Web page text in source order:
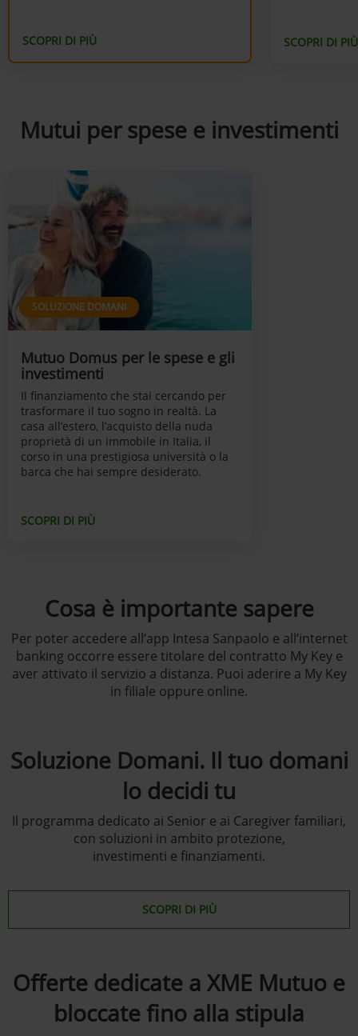
SCOPRI DI PIÙ SCOPRI DI PIÙ
Mutui per spese e investimenti
SOLUZIONE DOMANI
Mutuo Domus per le spese e gli
investimenti
Il finanziamento che stai cercando per
trasformare il tuo sogno in realtà. La
casa all’estero, l’acquisto della nuda
proprietà di un immobile in Italia, il
corso in una prestigiosa università o la
barca che hai sempre desiderato.
SCOPRI DI PIÙ
Cosa è importante sapere
Per poter accedere all’app Intesa Sanpaolo e all’internet
banking occorre essere titolare del contratto My Key e
aver attivato il servizio a distanza. Puoi aderire a My Key
in filiale oppure online.
Soluzione Domani. Il tuo domani
lo decidi tu
Il programma dedicato ai Senior e ai Caregiver familiari,
con soluzioni in ambito protezione,
investimenti e finanziamenti.
SCOPRI DI PIÙ
Offerte dedicate a XME Mutuo e
bloccate fino alla stipula